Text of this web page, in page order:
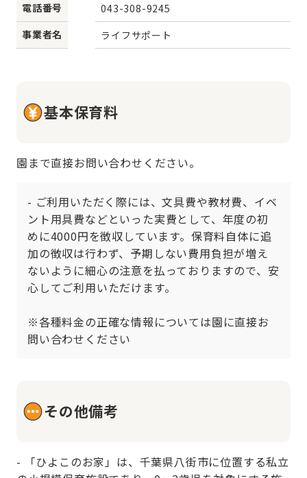
電話番号
043-308-9245
事業者名
ライフサポート
基本保育料
園まで直接お問い合わせください。
- ご利用いただく際には、文具費や教材費、イベ
ント用具費などといった実費として、年度の初
めに4000円を徴収しています。保育料自体に追
加の徴収は行わず、予期しない費用負担が増え
ないように細心の注意を払っておりますので、安
心してご利用いただけます。
※各種料金の正確な情報については園に直接お
問い合わせください
その他備考
- 「ひよこのお家」は、千葉県八街市に位置する私立